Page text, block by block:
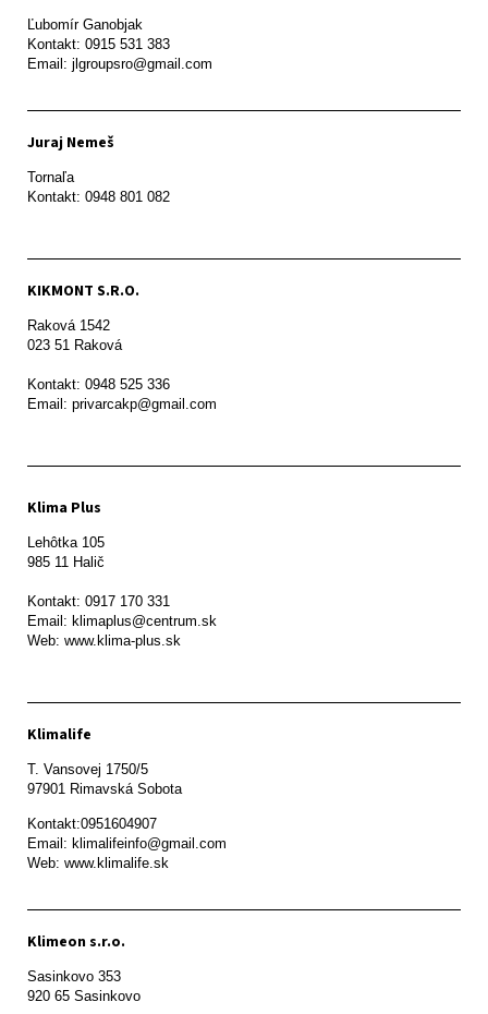
Ľubomír Ganobjak
Kontakt: 0915 531 383
Email: jlgroupsro@gmail.com
Juraj Nemeš
Tornaľa
Kontakt: 0948 801 082
KIKMONT S.R.O.
Raková 1542
023 51 Raková
Kontakt: 0948 525 336
Email: privarcakp@gmail.com
Klima Plus
Lehôtka 105
985 11 Halič
Kontakt: 0917 170 331
Email: klimaplus@centrum.sk
Klimalife
T. Vansovej 1750/5
97901 Rimavská Sobota
Kontakt:0951604907
Email: klimalifeinfo@gmail.com
Web: www.klimalife.sk
Klimeon s.r.o.
Sasinkovo 353
920 65 Sasinkovo